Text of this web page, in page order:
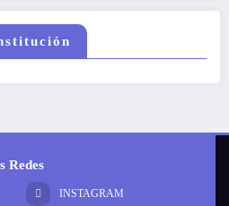
Redes
INSTAGRAM